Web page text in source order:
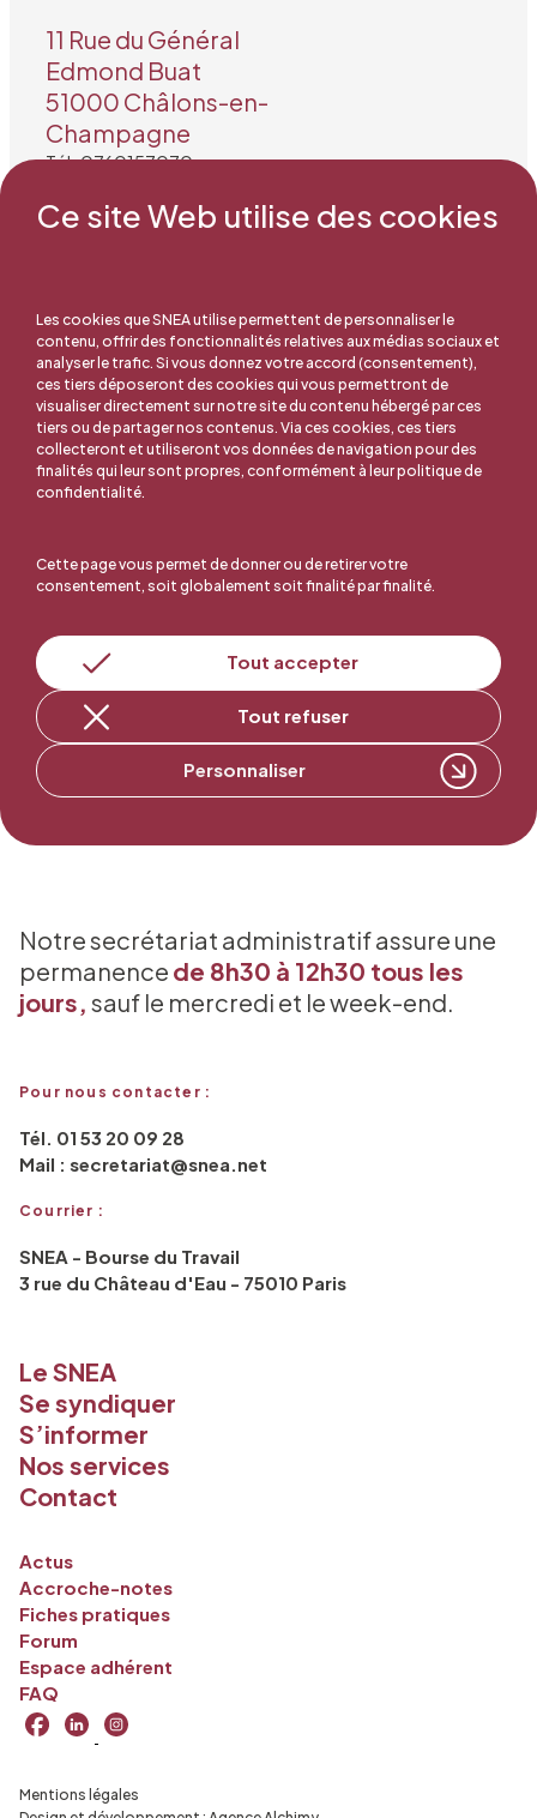
Ce site Web utilise des cookies
Les cookies que SNEA utilise permettent de personnaliser le
contenu, offrir des fonctionnalités relatives aux médias sociaux et
analyser le trafic. Si vous donnez votre accord (consentement),
ces tiers déposeront des cookies qui vous permettront de
visualiser directement sur notre site du contenu hébergé par ces
tiers ou de partager nos contenus. Via ces cookies, ces tiers
collecteront et utiliseront vos données de navigation pour des
finalités qui leur sont propres, conformément à leur politique de
confidentialité.
Cette page vous permet de donner ou de retirer votre
consentement, soit globalement soit finalité par finalité.
Tout accepter
Tout refuser
Personnaliser
11 Rue du Général
Edmond Buat
51000 Châlons-en-
Champagne
Tél. 0760157070
En ligne, c'est facile !
Adhérer au SNEA
Notre secrétariat administratif assure une
permanence de 8h30 à 12h30 tous les
jours, sauf le mercredi et le week-end.
Pour nous contacter :
Tél. 01 53 20 09 28
Mail : secretariat@snea.net
Courrier :
SNEA - Bourse du Travail
3 rue du Château d'Eau - 75010 Paris
Le SNEA
Se syndiquer
S’informer
Nos services
Contact
Actus
Accroche-notes
Fiches pratiques
Forum
Espace adhérent
FAQ
Mentions légales